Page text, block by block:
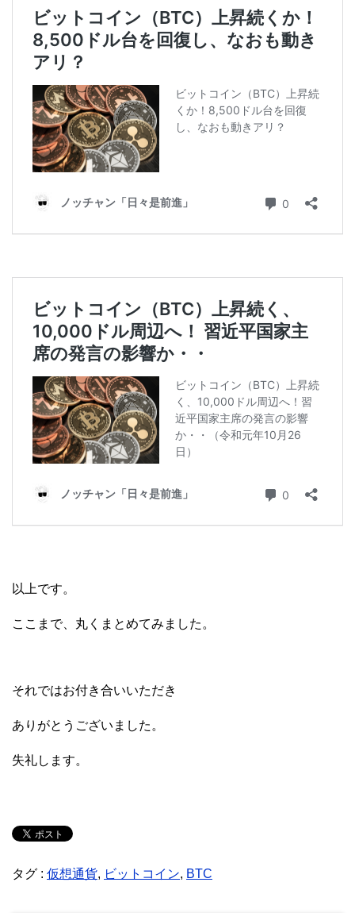
以上です。
ここまで、丸くまとめてみました。
それではお付き合いいただき
ありがとうございました。
失礼します。
タグ : 仮想通貨, ビットコイン, BTC